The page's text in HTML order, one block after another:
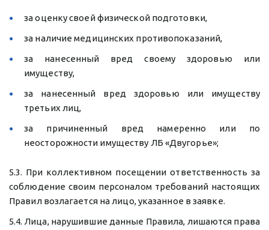
за оценку своей физической подготовки,
за наличие медицинских противопоказаний,
за нанесенный вред своему здоровью или
имуществу,
за нанесенный вред здоровью или имуществу
третьих лиц,
за причиненный вред намеренно или по
неосторожности имуществу ЛБ «Двугорье»;
5.3. При коллективном посещении ответственность за
соблюдение своим персоналом требований настоящих
Правил возлагается на лицо, указанное в заявке.
5.4. Лица, нарушившие данные Правила, лишаются права